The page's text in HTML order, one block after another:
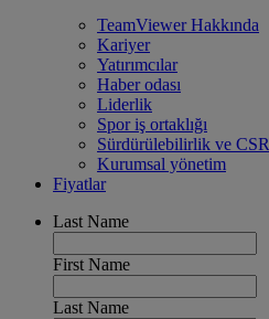
TeamViewer Hakkında
Kariyer
Yatırımcılar
Haber odası
Liderlik
Spor iş ortaklığı
Sürdürülebilirlik ve CSR
Kurumsal yönetim
Fiyatlar
Last Name
First Name
Last Name